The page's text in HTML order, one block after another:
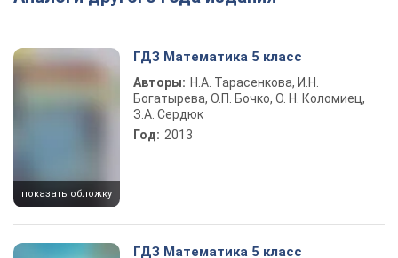
Play Video
показать обложку
ГДЗ Математика 5 класс
Авторы: Н.А. Тарасенкова, И.Н.
Богатырева, О.П. Бочко, О. Н. Коломиец,
З.А. Сердюк
Год: 2013
ГДЗ Математика 5 класс